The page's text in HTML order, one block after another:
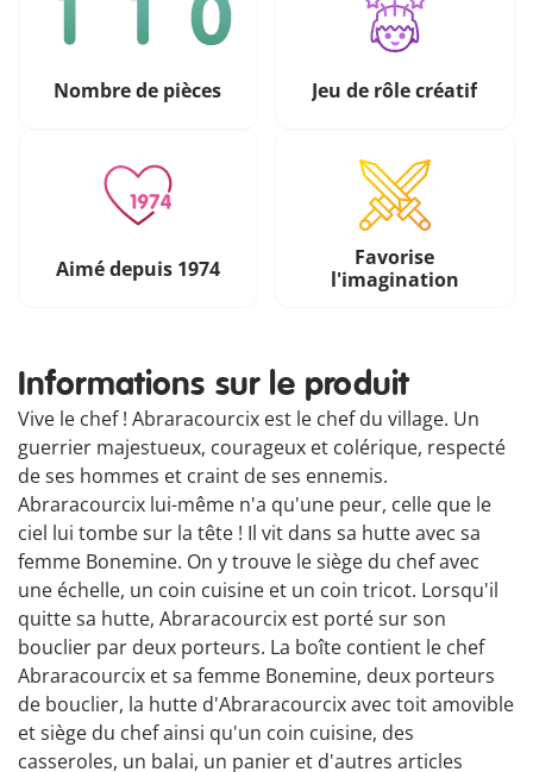
Nombre de pièces Jeu de rôle créatif
Aimé depuis 1974
Favorise
l'imagination
Informations sur le produit
Vive le chef ! Abraracourcix est le chef du village. Un
guerrier majestueux, courageux et colérique, respecté
de ses hommes et craint de ses ennemis.
Abraracourcix lui-même n'a qu'une peur, celle que le
ciel lui tombe sur la tête ! Il vit dans sa hutte avec sa
femme Bonemine. On y trouve le siège du chef avec
une échelle, un coin cuisine et un coin tricot. Lorsqu'il
quitte sa hutte, Abraracourcix est porté sur son
bouclier par deux porteurs. La boîte contient le chef
Abraracourcix et sa femme Bonemine, deux porteurs
de bouclier, la hutte d'Abraracourcix avec toit amovible
et siège du chef ainsi qu'un coin cuisine, des
casseroles, un balai, un panier et d'autres articles